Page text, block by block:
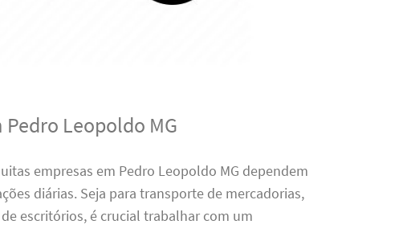
Pedro Leopoldo MG
empresas em Pedro Leopoldo MG dependem
diárias. Seja para transporte de mercadorias,
escritórios, é crucial trabalhar com um